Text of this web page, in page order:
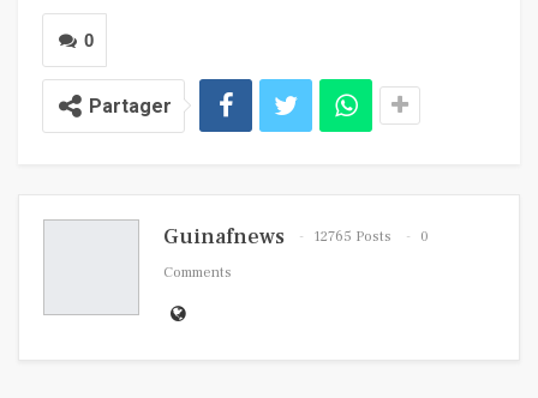
0
Partager
Guinafnews 12765 Posts
0
Comments